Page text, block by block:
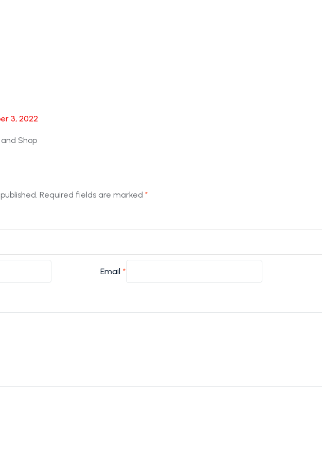
3, 2022
Shop
Required fields are marked *
Email *